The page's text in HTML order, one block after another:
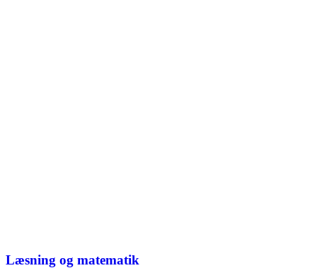
Læsning og matematik